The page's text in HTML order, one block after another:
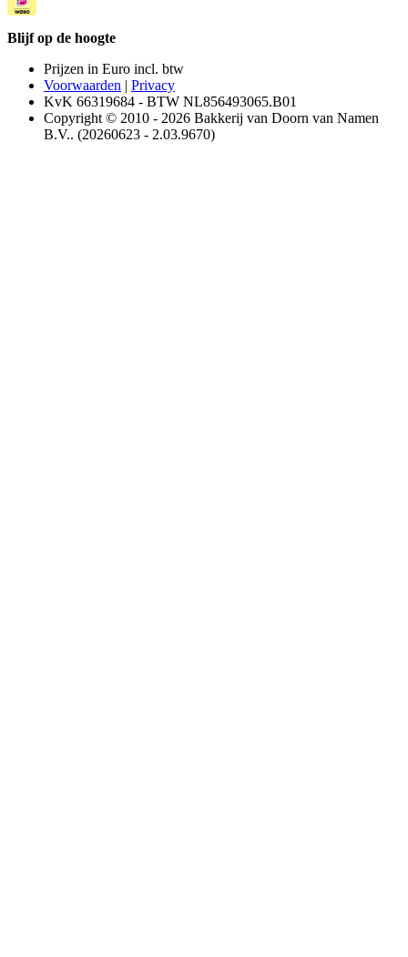
Blijf op de hoogte
Prijzen in Euro incl. btw
Voorwaarden | Privacy
KvK 66319684 - BTW NL856493065.B01
Copyright © 2010 - 2026 Bakkerij van Doorn van Namen
B.V.. (20260623 - 2.03.9670)